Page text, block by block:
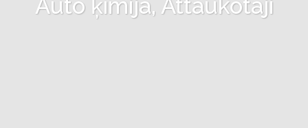
Auto ķīmija, Attaukotāji